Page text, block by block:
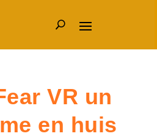
VR un
en huis